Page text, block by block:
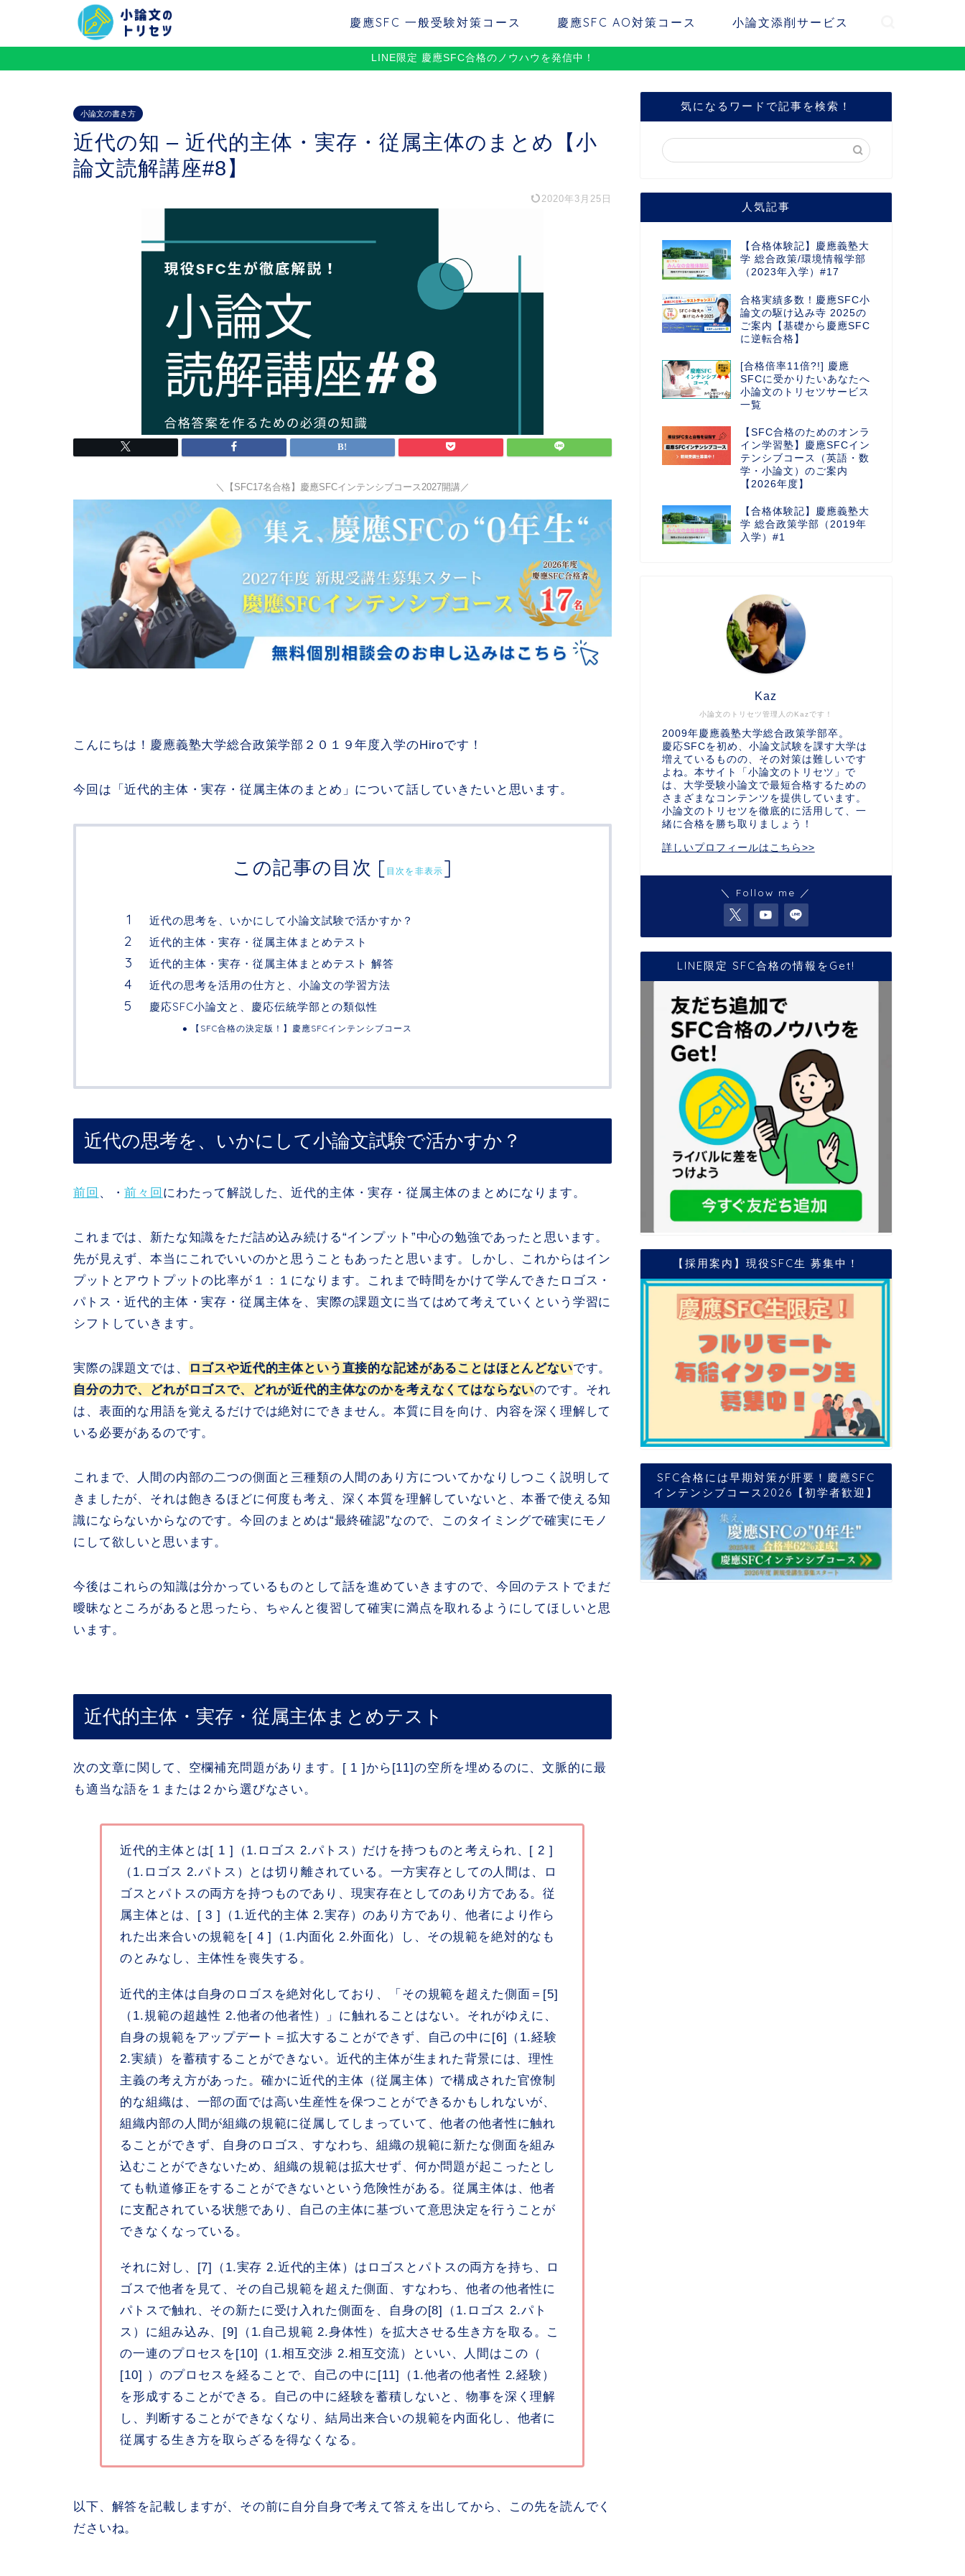
慶應SFC 一般受験対策コース 慶應SFC AO対策コース 小論文添削サービス
LINE限定 慶應SFC合格のノウハウを発信中！
小論文の書き方
近代の知 – 近代的主体・実存・従属主体のまとめ【小
論文読解講座#8】
2020年3月25日
＼【SFC17名合格】慶應SFCインテンシブコース2027開講／
こんにちは！慶應義塾大学総合政策学部２０１９年度入学のHiroです！
今回は「近代的主体・実存・従属主体のまとめ」について話していきたいと思います。
この記事の目次 [ 目次を非表示 ]
近代の思考を、いかにして小論文試験で活かすか？
近代的主体・実存・従属主体まとめテスト
近代的主体・実存・従属主体まとめテスト 解答
近代の思考を活用の仕方と、小論文の学習方法
慶応SFC小論文と、慶応伝統学部との類似性
【SFC合格の決定版！】慶應SFCインテンシブコース
近代の思考を、いかにして小論文試験で活かすか？
前回 、・前々回 にわたって解説した、近代的主体・実存・従属主体のまとめになります。
これまでは、新たな知識をただ詰め込み続ける“インプット”中心の勉強であったと思います。
先が見えず、本当にこれでいいのかと思うこともあったと思います。しかし、これからはイン
プットとアウトプットの比率が１：１になります。これまで時間をかけて学んできたロゴス・
パトス・近代的主体・実存・従属主体を、実際の課題文に当てはめて考えていくという学習に
シフトしていきます。
実際の課題文では、 ロゴスや近代的主体という直接的な記述があることはほとんどないです。
自分の力で、どれがロゴスで、どれが近代的主体なのかを考えなくてはならないのです。それ
は、表面的な用語を覚えるだけでは絶対にできません。本質に目を向け、内容を深く理解して
いる必要があるのです。
これまで、人間の内部の二つの側面と三種類の人間のあり方についてかなりしつこく説明して
きましたが、それは飽きるほどに何度も考え、深く本質を理解していないと、本番で使える知
識にならないからなのです。今回のまとめは“最終確認”なので、このタイミングで確実にモノ
にして欲しいと思います。
今後はこれらの知識は分かっているものとして話を進めていきますので、今回のテストでまだ
曖昧なところがあると思ったら、ちゃんと復習して確実に満点を取れるようにしてほしいと思
います。
近代的主体・実存・従属主体まとめテスト
次の文章に関して、空欄補充問題があります。[ 1 ]から[11]の空所を埋めるのに、文脈的に最
も適当な語を１または２から選びなさい。
近代的主体とは[ 1 ]（1.ロゴス 2.パトス）だけを持つものと考えられ、[ 2 ]
（1.ロゴス 2.パトス）とは切り離されている。一方実存としての人間は、ロ
ゴスとパトスの両方を持つものであり、現実存在としてのあり方である。従
属主体とは、[ 3 ]（1.近代的主体 2.実存）のあり方であり、他者により作ら
れた出来合いの規範を[ 4 ]（1.内面化 2.外面化）し、その規範を絶対的なも
のとみなし、主体性を喪失する。
近代的主体は自身のロゴスを絶対化しており、「その規範を超えた側面＝[5]
（1.規範の超越性 2.他者の他者性）」に触れることはない。それがゆえに、
自身の規範をアップデート＝拡大することができず、自己の中に[6]（1.経験
2.実績）を蓄積することができない。近代的主体が生まれた背景には、理性
主義の考え方があった。確かに近代的主体（従属主体）で構成された官僚制
的な組織は、一部の面では高い生産性を保つことができるかもしれないが、
組織内部の人間が組織の規範に従属してしまっていて、他者の他者性に触れ
ることができず、自身のロゴス、すなわち、組織の規範に新たな側面を組み
込むことができないため、組織の規範は拡大せず、何か問題が起こったとし
ても軌道修正をすることができないという危険性がある。従属主体は、他者
に支配されている状態であり、自己の主体に基づいて意思決定を行うことが
できなくなっている。
それに対し、[7]（1.実存 2.近代的主体）はロゴスとパトスの両方を持ち、ロ
ゴスで他者を見て、その自己規範を超えた側面、すなわち、他者の他者性に
パトスで触れ、その新たに受け入れた側面を、自身の[8]（1.ロゴス 2.パト
ス）に組み込み、[9]（1.自己規範 2.身体性）を拡大させる生き方を取る。こ
の一連のプロセスを[10]（1.相互交渉 2.相互交流）といい、人間はこの（
[10] ）のプロセスを経ることで、自己の中に[11]（1.他者の他者性 2.経験）
を形成することができる。自己の中に経験を蓄積しないと、物事を深く理解
し、判断することができなくなり、結局出来合いの規範を内面化し、他者に
従属する生き方を取らざるを得なくなる。
以下、解答を記載しますが、その前に自分自身で考えて答えを出してから、この先を読んでく
ださいね。
気になるワードで記事を検索！
人気記事
【合格体験記】慶應義塾大
学 総合政策/環境情報学部
（2023年入学）#17
合格実績多数！慶應SFC小
論文の駆け込み寺 2025の
ご案内【基礎から慶應SFC
に逆転合格】
[合格倍率11倍?!] 慶應
SFCに受かりたいあなたへ
小論文のトリセツサービス
一覧
【SFC合格のためのオンラ
イン学習塾】慶應SFCイン
テンシブコース（英語・数
学・小論文）のご案内
【2026年度】
【合格体験記】慶應義塾大
学 総合政策学部（2019年
入学）#1
小論文のトリセツ管理人のKazです！
Kaz
2009年慶應義塾大学総合政策学部卒。
慶応SFCを初め、小論文試験を課す大学は
増えているものの、その対策は難しいです
よね。本サイト「小論文のトリセツ」で
は、大学受験小論文で最短合格するための
さまざまなコンテンツを提供しています。
小論文のトリセツを徹底的に活用して、一
緒に合格を勝ち取りましょう！
詳しいプロフィールはこちら>>
＼ Follow me ／
LINE限定 SFC合格の情報をGet!
【採用案内】現役SFC生 募集中！
SFC合格には早期対策が肝要！慶應SFC
インテンシブコース2026【初学者歓迎】